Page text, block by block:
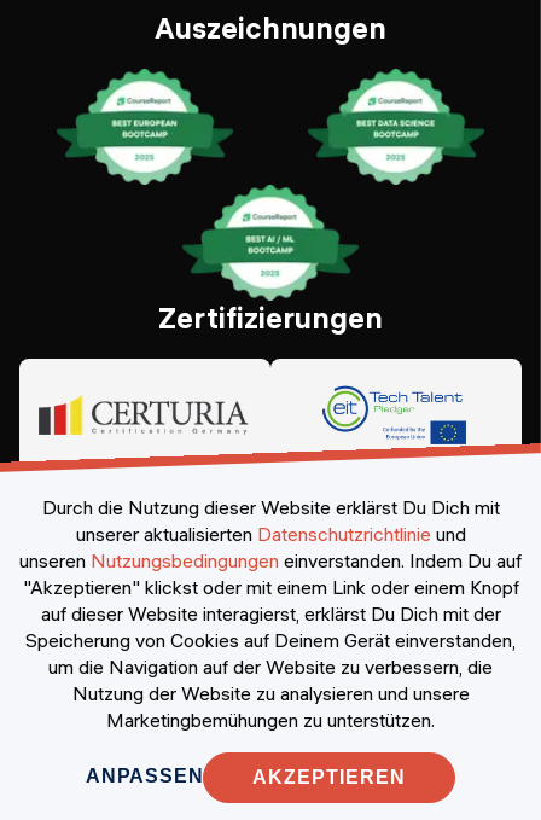
Auszeichnungen
Zertifizierungen
©2026Constructor Nexademy. Alle Rechte vorbehalten
Durch die Nutzung dieser Website erklärst Du Dich mit
unserer aktualisierten Datenschutzrichtlinie und
unseren Nutzungsbedingungen einverstanden. Indem Du auf
"Akzeptieren" klickst oder mit einem Link oder einem Knopf
auf dieser Website interagierst, erklärst Du Dich mit der
Speicherung von Cookies auf Deinem Gerät einverstanden,
um die Navigation auf der Website zu verbessern, die
Nutzung der Website zu analysieren und unsere
Marketingbemühungen zu unterstützen.
ANPASSEN AKZEPTIEREN